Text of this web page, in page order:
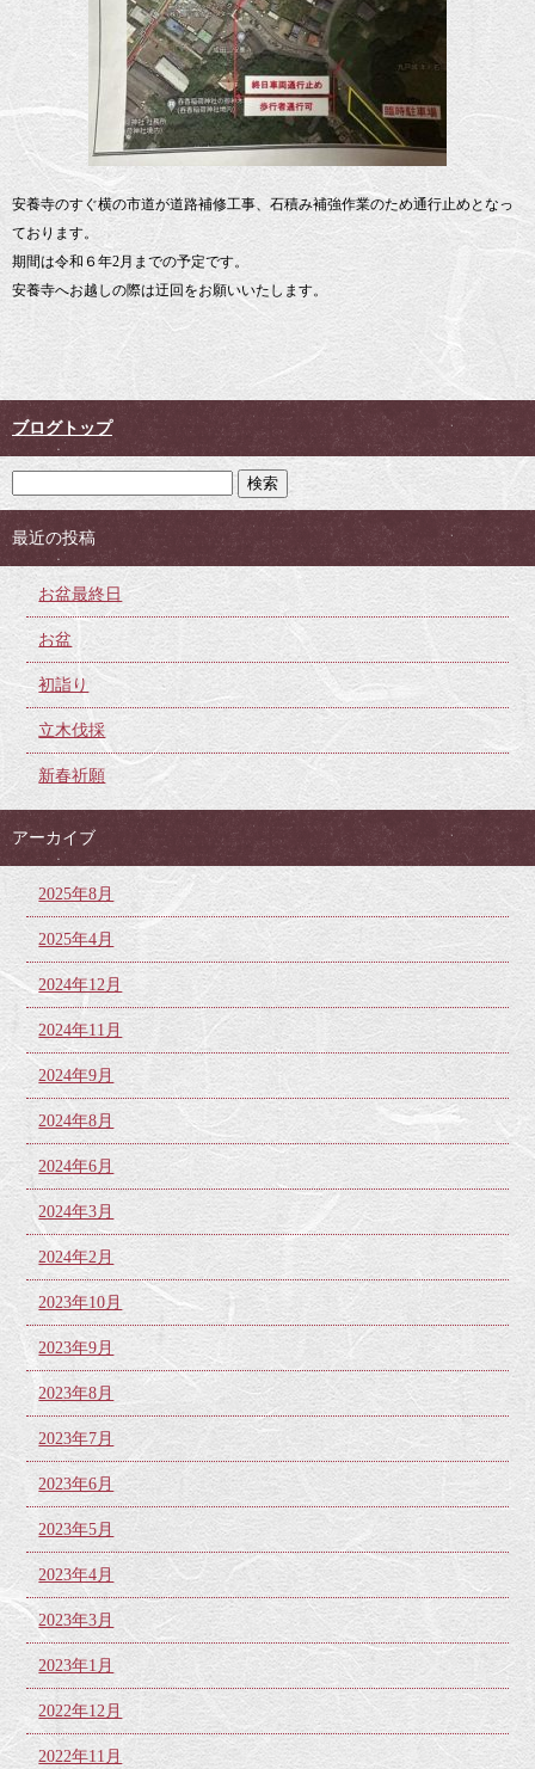
安養寺のすぐ横の市道が道路補修工事、石積み補強作業のため通行止めとなっ
ております。
期間は令和６年2月までの予定です。
安養寺へお越しの際は迂回をお願いいたします。
ブログトップ
最近の投稿
お盆最終日
お盆
初詣り
立木伐採
新春祈願
アーカイブ
2025年8月
2025年4月
2024年12月
2024年11月
2024年9月
2024年8月
2024年6月
2024年3月
2024年2月
2023年10月
2023年9月
2023年8月
2023年7月
2023年6月
2023年5月
2023年4月
2023年3月
2023年1月
2022年12月
2022年11月